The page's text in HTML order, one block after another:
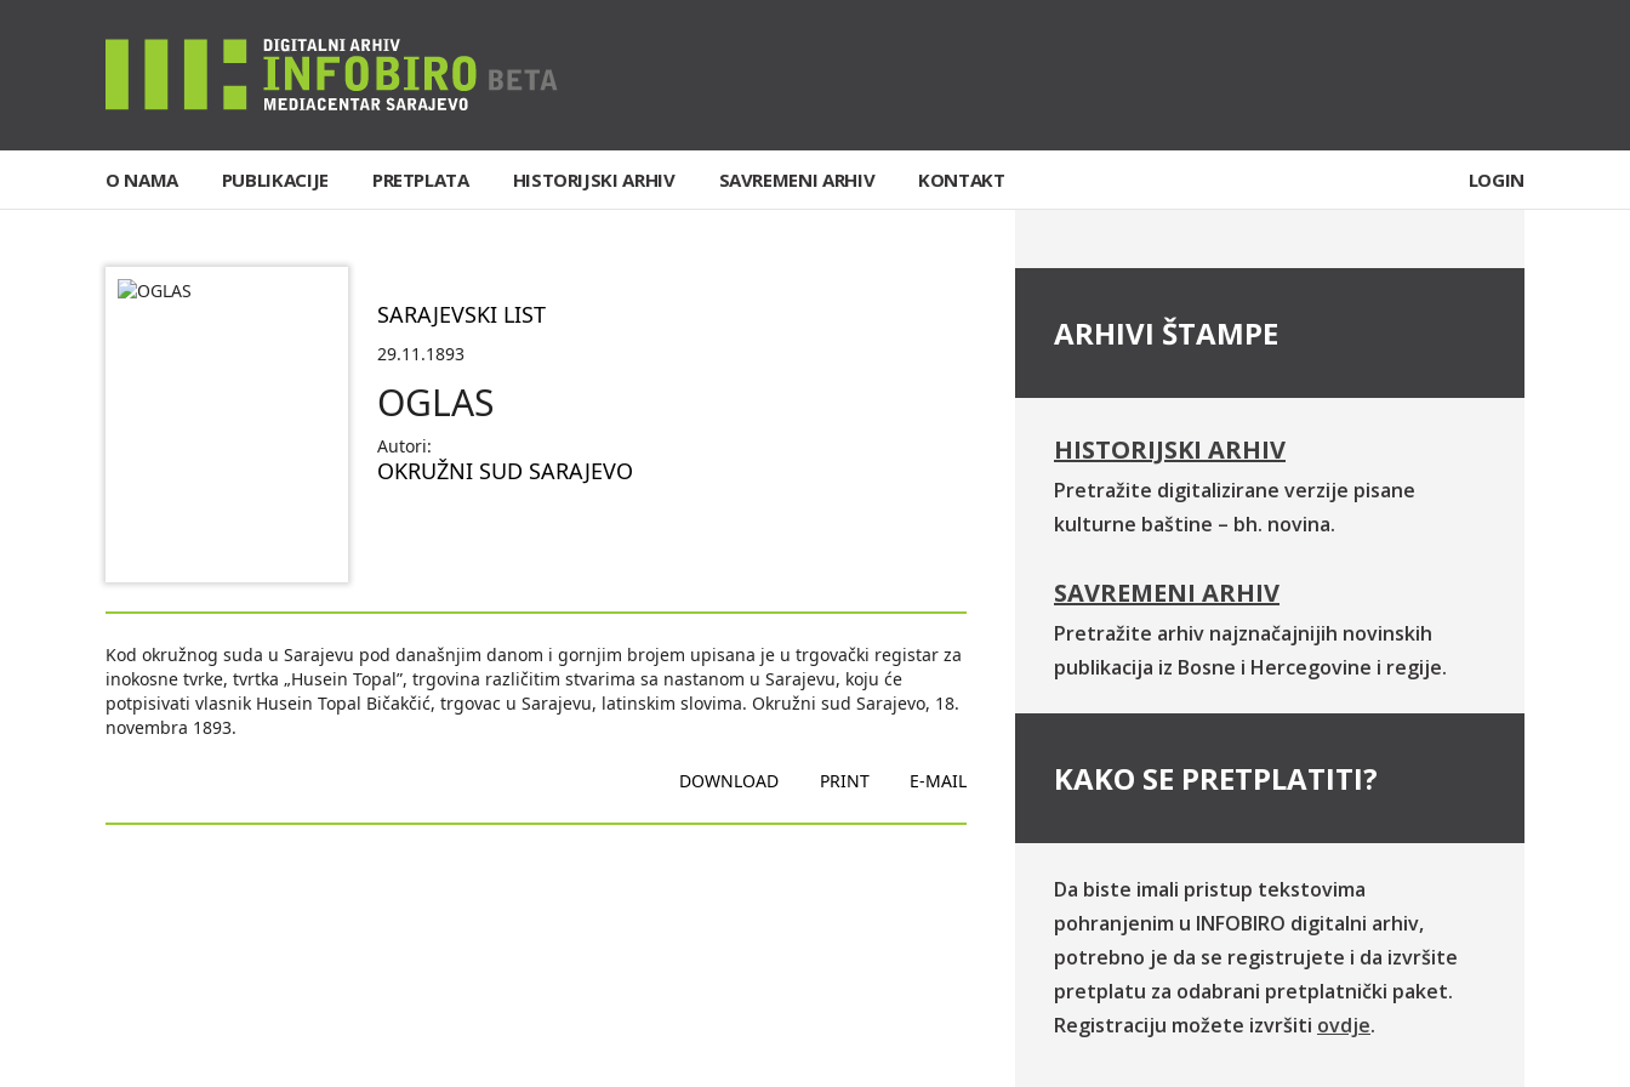
O NAMA PUBLIKACIJE PRETPLATA HISTORIJSKI ARHIV SAVREMENI ARHIV KONTAKT LOGIN
SARAJEVSKI LIST
29.11.1893
OGLAS
Autori:
OKRUŽNI SUD SARAJEVO
Kod okružnog suda u Sarajevu pod današnjim danom i gornjim brojem upisana je u trgovački registar za
inokosne tvrke, tvrtka „Husein Topal”, trgovina različitim stvarima sa nastanom u Sarajevu, koju će
potpisivati vlasnik Husein Topal Bičakčić, trgovac u Sarajevu, latinskim slovima. Okružni sud Sarajevo, 18.
novembra 1893.
DOWNLOAD PRINT E-MAIL
ARHIVI ŠTAMPE
HISTORIJSKI ARHIV
Pretražite digitalizirane verzije pisane
kulturne baštine – bh. novina.
SAVREMENI ARHIV
Pretražite arhiv najznačajnijih novinskih
publikacija iz Bosne i Hercegovine i regije.
KAKO SE PRETPLATITI?
Da biste imali pristup tekstovima
pohranjenim u INFOBIRO digitalni arhiv,
potrebno je da se registrujete i da izvršite
pretplatu za odabrani pretplatnički paket.
Registraciju možete izvršiti ovdje.